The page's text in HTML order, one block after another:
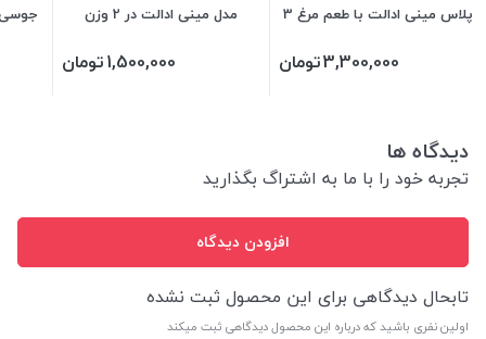
پلاس مینی ادالت با طعم مرغ 3
3,300,000تومان
مدل مینی ادالت در 2 وزن
1,500,000تومان
دیدگاه ها
تجربه خود را با ما به اشتراگ بگذارید
افزودن دیدگاه
تابحال دیدگاهی برای این محصول ثبت نشده
اولین نفری باشید که درباره این محصول دیدگاهی ثبت میکند